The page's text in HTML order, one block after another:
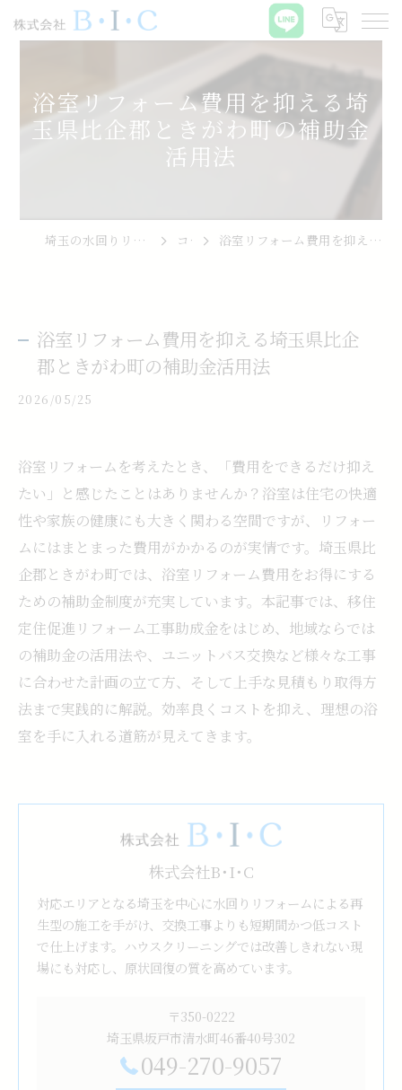
浴室リフォーム費用を抑える埼
玉県比企郡ときがわ町の補助金
活用法
埼玉の水回りリフォームなら株式会社B･I･C コラム 浴室リフォーム費用を抑える埼玉県比企郡ときがわ町の補助金活用法
浴室リフォーム費用を抑える埼玉県比企
郡ときがわ町の補助金活用法
2026/05/25
浴室リフォームを考えたとき、「費用をできるだけ抑え
たい」と感じたことはありませんか？浴室は住宅の快適
性や家族の健康にも大きく関わる空間ですが、リフォー
ムにはまとまった費用がかかるのが実情です。埼玉県比
企郡ときがわ町では、浴室リフォーム費用をお得にする
ための補助金制度が充実しています。本記事では、移住
定住促進リフォーム工事助成金をはじめ、地域ならでは
の補助金の活用法や、ユニットバス交換など様々な工事
に合わせた計画の立て方、そして上手な見積もり取得方
法まで実践的に解説。効率良くコストを抑え、理想の浴
室を手に入れる道筋が見えてきます。
株式会社B･I･C
対応エリアとなる埼玉を中心に水回りリフォームによる再
生型の施工を手がけ、交換工事よりも短期間かつ低コスト
で仕上げます。ハウスクリーニングでは改善しきれない現
場にも対応し、原状回復の質を高めています。
〒350-0222
埼玉県坂戸市清水町46番40号302
049-270-9057